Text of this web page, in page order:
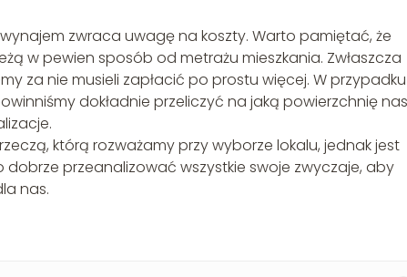
zwraca uwagę na koszty. Warto pamiętać, że
w pewien sposób od metrażu mieszkania. Zwłaszcza
za nie musieli zapłacić po prostu więcej. W przypadku
dokładnie przeliczyć na jaką powierzchnię nas
którą rozważamy przy wyborze lokalu, jednak jest
przeanalizować wszystkie swoje zwyczaje, aby
nas.